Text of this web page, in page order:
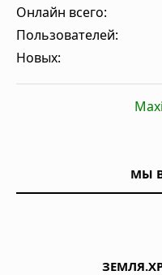
Онлайн всего:
Пользователей:
Новых:
МЫ